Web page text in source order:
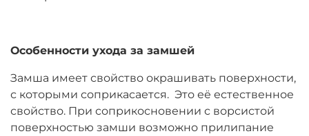
Особенности ухода за замшей
Замша имеет свойство окрашивать поверхности,
с которыми соприкасается. Это её естественное
свойство. При соприкосновении с ворсистой
поверхностью замши возможно прилипание